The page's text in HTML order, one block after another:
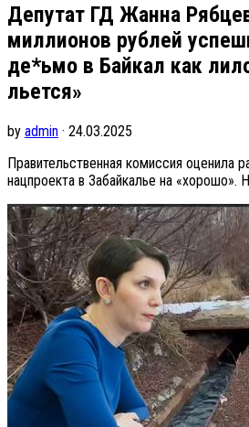
Депутат ГД Жанна
миллионов рублей
де*ьмо в Байкал как
льется»
by admin · 24.03.2025
Правительственная комиссия оценила
нацпроекта в Забайкалье на «хорошо».